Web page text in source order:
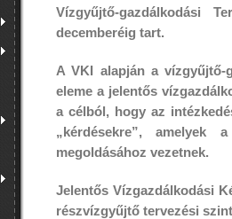
Vízgyűjtő-gazdálkodási
decemberéig tart.
A VKI alapján a vízgyűjtő-
eleme a jelentős
a célból, hogy az
„kérdésekre”, amelyek
megoldásához vezetnek.
Jelentős Vízgazdálkodási
részvízgyűjtő tervezési